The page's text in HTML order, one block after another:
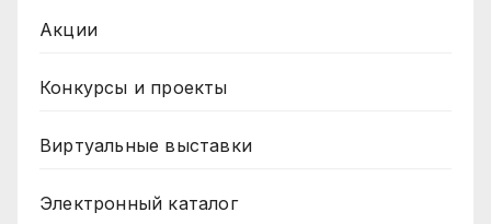
Акции
Конкурсы и проекты
Виртуальные выставки
Электронный каталог